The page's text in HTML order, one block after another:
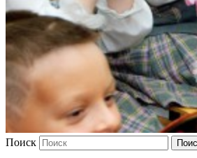
Поиск